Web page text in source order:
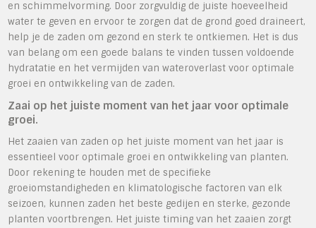
en schimmelvorming. Door zorgvuldig de juiste hoeveelheid
water te geven en ervoor te zorgen dat de grond goed draineert,
help je de zaden om gezond en sterk te ontkiemen. Het is dus
van belang om een goede balans te vinden tussen voldoende
hydratatie en het vermijden van wateroverlast voor optimale
groei en ontwikkeling van de zaden.
Zaai op het juiste moment van het jaar voor optimale
groei.
Het zaaien van zaden op het juiste moment van het jaar is
essentieel voor optimale groei en ontwikkeling van planten.
Door rekening te houden met de specifieke
groeiomstandigheden en klimatologische factoren van elk
seizoen, kunnen zaden het beste gedijen en sterke, gezonde
planten voortbrengen. Het juiste timing van het zaaien zorgt